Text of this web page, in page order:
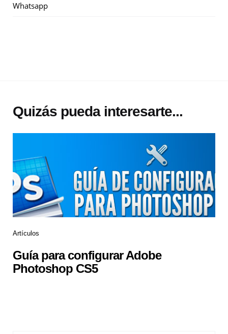
Whatsapp
Quizás pueda interesarte...
Artículos
Guía para configurar Adobe
Photoshop CS5